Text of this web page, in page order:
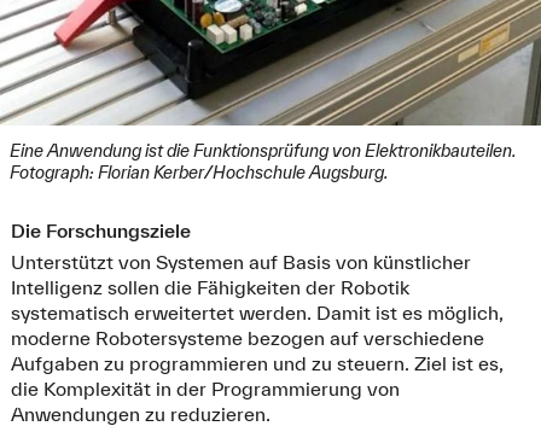
Eine Anwendung ist die Funktionsprüfung von Elektronikbauteilen.
Fotograph: Florian Kerber/Hochschule Augsburg.
Die Forschungsziele
Unterstützt von Systemen auf Basis von künstlicher
Intelligenz sollen die Fähigkeiten der Robotik
systematisch erweitertet werden. Damit ist es möglich,
moderne Robotersysteme bezogen auf verschiedene
Aufgaben zu programmieren und zu steuern. Ziel ist es,
die Komplexität in der Programmierung von
Anwendungen zu reduzieren.